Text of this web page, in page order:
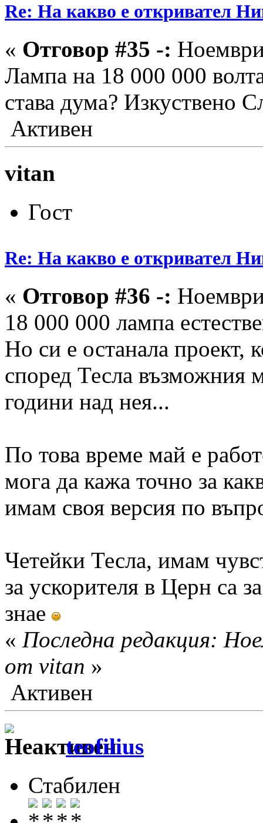
Re: На какво е откривател
« Отговор #35 -:
Лампа на 18 000 000
става дума? Изкуствено
Активен
vitan
Гост
Re: На какво е откривател
« Отговор #36 -:
18 000 000 лампа
Но си е останала проект,
според Тесла възможния
години над нея...
По това време май е
мога да кажа точно за
имам своя версия по
Четейки Тесла, имам
за ускорителя в Церн са
знае
« Последна редакция:
от vitan »
Активен
teofilius
Стабилен